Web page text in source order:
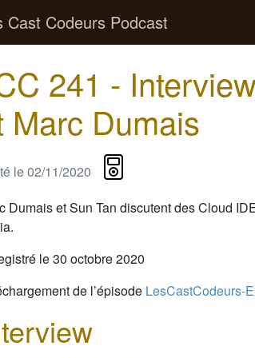
Cast Codeurs Podcast
241 -
Marc Dumais
le02/11/2020
Dumais et Sun Tan discutent des Cloud
le 30 octobre 2020
de l’épisode LesCastCodeurs-